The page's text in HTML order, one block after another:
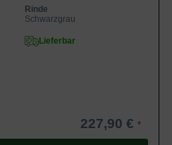
Zeder funkelt ganzjährig in
Ihre Optik belebt den Garten
die Libanon-Zeder zu einem
Rinde
Schwarzgrau
Lieferbar
227,90 €